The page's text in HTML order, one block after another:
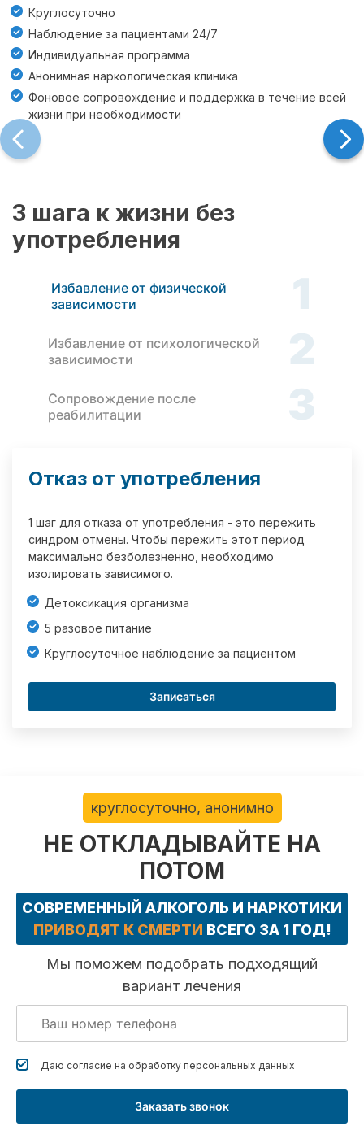
Круглосуточно
Наблюдение за пациентами 24/7
Индивидуальная программа
Анонимная наркологическая клиника
Фоновое сопровождение и поддержка в течение всей
жизни при необходимости
3 шага к жизни без
употребления
Избавление от физической
зависимости
1
Избавление от психологической
зависимости
2
Сопровождение после
реабилитации
3
Отказ от употребления
1 шаг для отказа от употребления - это пережить
синдром отмены. Чтобы пережить этот период
максимально безболезненно, необходимо
изолировать зависимого.
Детоксикация организма
5 разовое питание
Круглосуточное наблюдение за пациентом
Записаться
круглосуточно, анонимно
НЕ ОТКЛАДЫВАЙТЕ НА
ПОТОМ
СОВРЕМЕННЫЙ АЛКОГОЛЬ И НАРКОТИКИ
ПРИВОДЯТ К СМЕРТИ ВСЕГО ЗА 1 ГОД!
Мы поможем подобрать подходящий
вариант лечения
Даю согласие на обработку персональных данных
Заказать звонок